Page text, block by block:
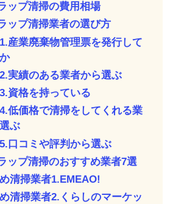
ップ清掃の費用相場
ップ清掃業者の選び方
産業廃棄物管理票を発行して
実績のある業者から選ぶ
資格を持っている
低価格で清掃をしてくれる業
ぶ
口コミや評判から選ぶ
ップ清掃のおすすめ業者7選
清掃業者1.EMEAO!
清掃業者2.くらしのマーケッ